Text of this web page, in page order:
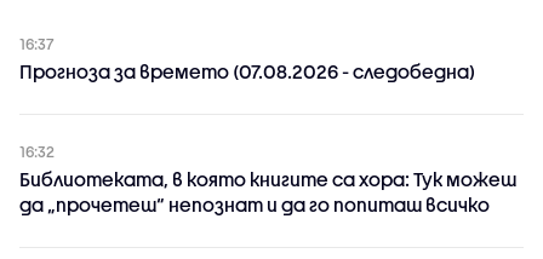
16:37
Прогноза за времето (07.08.2026 - следобедна)
16:32
Библиотеката, в която книгите са хора: Тук можеш
да „прочетеш“ непознат и да го попиташ всичко